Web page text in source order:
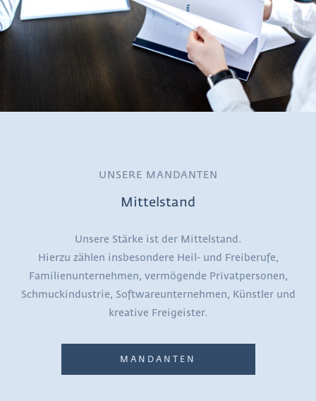
UNSERE MANDANTEN
Mittelstand
Unsere Stärke ist der Mittelstand.
Hierzu zählen insbesondere Heil- und Freiberufe,
Familienunternehmen, vermögende Privatpersonen,
Schmuckindustrie, Softwareunternehmen, Künstler und
kreative Freigeister.
MANDANTEN